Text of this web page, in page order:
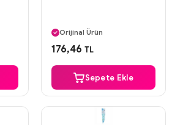
Orijinal Ürün
Güvenli Ödeme
176,46 TL
Sepete Ekle